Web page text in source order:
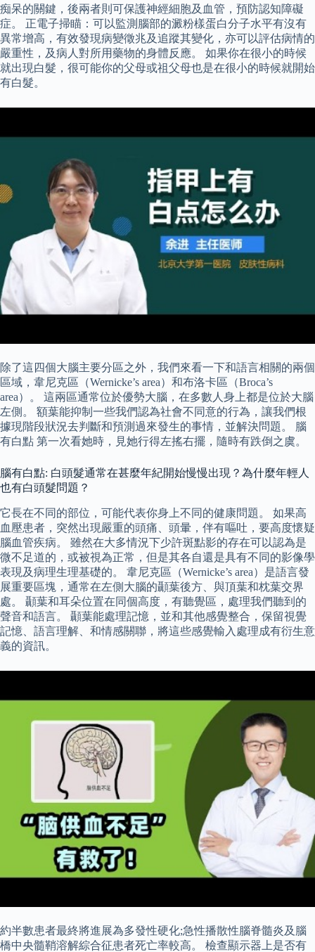
痴呆的關鍵，後兩者則可保護神經細胞及血管，預防認知障礙
症。 正電子掃瞄：可以監測腦部的澱粉樣蛋白分子水平有沒有
異常增高，有效發現病變徵兆及追蹤其變化，亦可以評估病情的
嚴重性，及病人對所用藥物的身體反應。 如果你在很小的時候
就出現白髮，很可能你的父母或祖父母也是在很小的時候就開始
有白髮。
除了這四個大腦主要分區之外，我們來看一下和語言相關的兩個
區域，韋尼克區（Wernicke’s area）和布洛卡區（Broca’s
area）。 這兩區通常位於優勢大腦，在多數人身上都是位於大腦
左側。 額葉能抑制一些我們認為社會不同意的行為，讓我們根
據現階段狀況去判斷和預測過來發生的事情，並解決問題。 腦
有白點 第一次看她時，見她行得左搖右擺，隨時有跌倒之虞。
腦有白點: 白頭髮通常在甚麼年紀開始慢慢出現？為什麼年輕人
也有白頭髮問題？
它長在不同的部位，可能代表你身上不同的健康問題。 如果高
血壓患者，突然出現嚴重的頭痛、頭暈，伴有嘔吐，要高度懷疑
腦血管疾病。 雖然在大多情況下少許斑點影的存在可以認為是
微不足道的，或被視為正常，但是其各自還是具有不同的影像學
表現及病理生理基礎的。 韋尼克區（Wernicke’s area）是語言發
展重要區塊，通常在左側大腦的顳葉後方、與頂葉和枕葉交界
處。 顳葉和耳朵位置在同個高度，有聽覺區，處理我們聽到的
聲音和語言。 顳葉能處理記憶，並和其他感覺整合，保留視覺
記憶、語言理解、和情感關聯，將這些感覺輸入處理成有衍生意
義的資訊。
約半數患者最終將進展為多發性硬化;急性播散性腦脊髓炎及腦
橋中央髓鞘溶解綜合征患者死亡率較高。 檢查顯示器上是否有